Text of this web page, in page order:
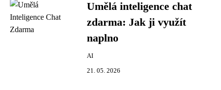
Umělá inteligence chat
zdarma: Jak ji využít
naplno
AI
21. 05. 2026